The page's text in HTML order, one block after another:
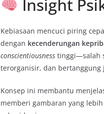
Insight
Kebiasaan mencuci piring
dengan kecenderungan
conscientiousness tinggi—salah
terorganisir, dan bertanggung
Konsep ini membantu
memberi gambaran yang